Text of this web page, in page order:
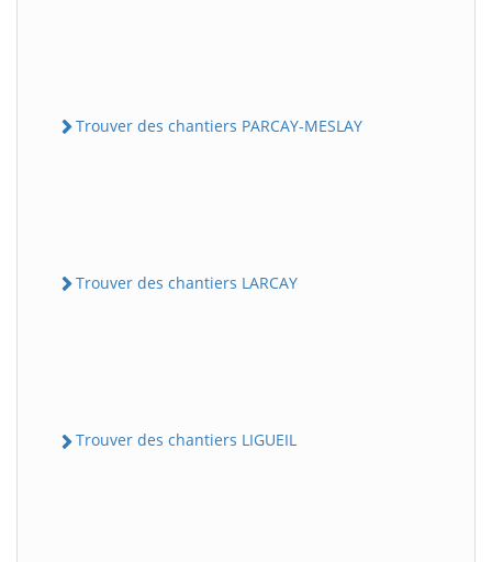
Trouver des chantiers PARCAY-MESLAY
Trouver des chantiers LARCAY
Trouver des chantiers LIGUEIL